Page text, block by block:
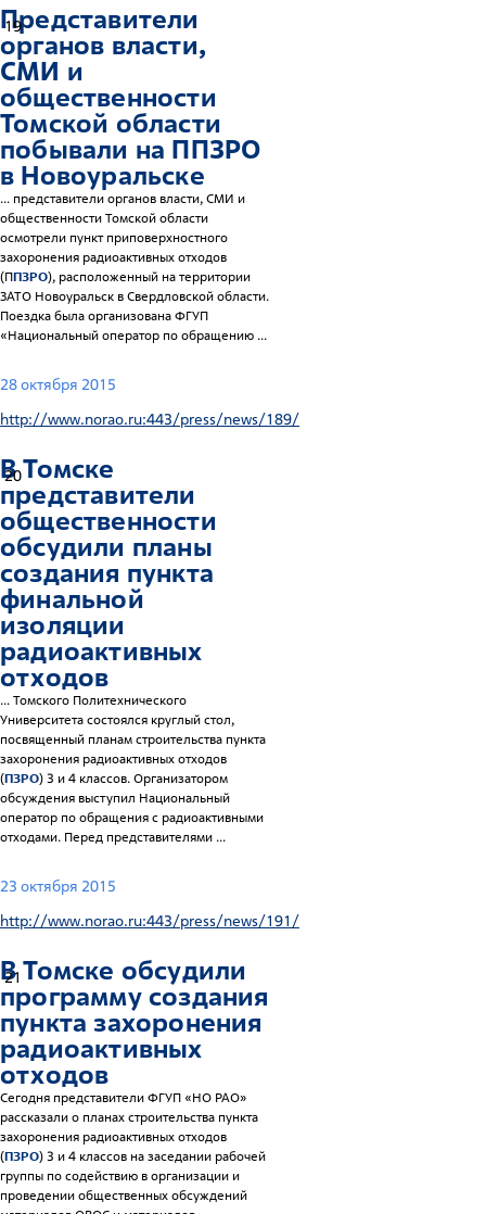
19
Представители
органов власти,
СМИ и
общественности
Томской области
побывали на ППЗРО
в Новоуральске
... представители органов власти, СМИ и
общественности Томской области
осмотрели пункт приповерхностного
захоронения радиоактивных отходов
(ППЗРО), расположенный на территории
ЗАТО Новоуральск в Свердловской области.
Поездка была организована ФГУП
«Национальный оператор по обращению ...
28 октября 2015
http://www.norao.ru:443/press/news/189/
20
В Томске
представители
общественности
обсудили планы
создания пункта
финальной
изоляции
радиоактивных
отходов
... Томского Политехнического
Университета состоялся круглый стол,
посвященный планам строительства пункта
захоронения радиоактивных отходов
(ПЗРО) 3 и 4 классов. Организатором
обсуждения выступил Национальный
оператор по обращения с радиоактивными
отходами. Перед представителями ...
23 октября 2015
http://www.norao.ru:443/press/news/191/
21
В Томске обсудили
программу создания
пункта захоронения
радиоактивных
отходов
Сегодня представители ФГУП «НО РАО»
рассказали о планах строительства пункта
захоронения радиоактивных отходов
(ПЗРО) 3 и 4 классов на заседании рабочей
группы по содействию в организации и
проведении общественных обсуждений